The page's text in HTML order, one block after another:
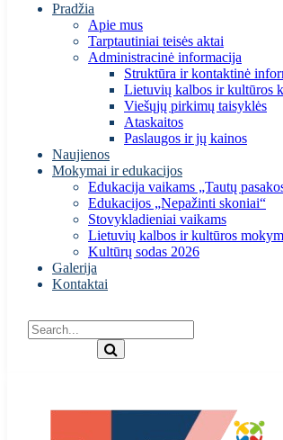
Pradžia
Apie mus
Tarptautiniai teisės aktai
Administracinė informacija
Struktūra ir kontaktinė
Lietuvių kalbos ir kultūros
Viešųjų pirkimų taisyklės
Ataskaitos
Paslaugos ir jų kainos
Naujienos
Mokymai ir edukacijos
Edukacija vaikams „Tautų
Edukacijos „Nepažinti skoniai“
Stovykladieniai vaikams
Lietuvių kalbos ir kultūros
Kultūrų sodas 2026
Galerija
Kontaktai